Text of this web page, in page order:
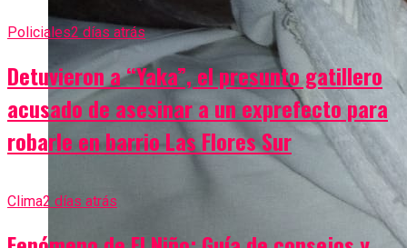
Policiales2 días atrás
Detuvieron a “Yaka”, el presunto gatillero
acusado de asesinar a un exprefecto para
robarle en barrio Las Flores Sur
Clima2 días atrás